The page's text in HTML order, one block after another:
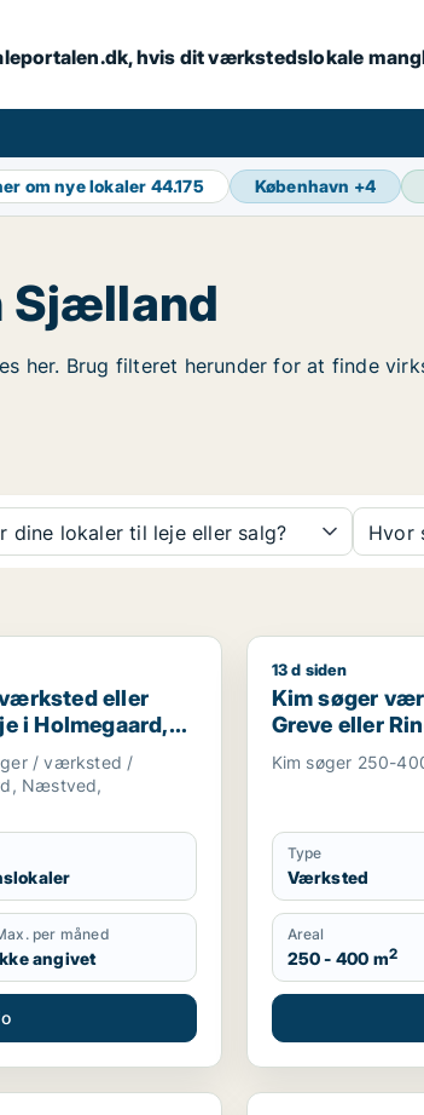
hvis dit værkstedslokale
om nye lokaler 44.175 København +4
Sjælland
her. Brug filteret herunder for at finde
dine lokaler til leje eller salg? Hvor
eller produktionslokaler til leje i
eller
i Holmegaard,
/ værksted /
Næstved,
per måned
angivet
Kim søger
13 d siden
Kim søger
Greve eller
Kim søger 250-
Type
Værksted
Areal
250 - 400 m2